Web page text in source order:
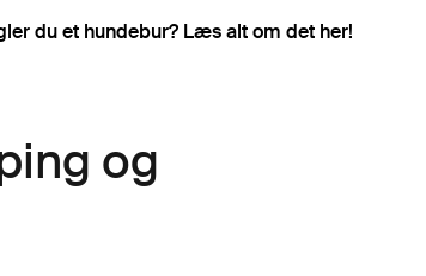
du et hundebur? Læs alt om det her!
og